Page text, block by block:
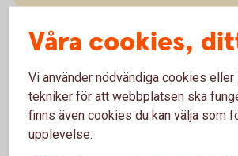
Pay Classic - pris och villkor
Vad betyder det att
Våra cookies,
Vi använder nödvändiga cookies eller
tekniker för att webbplatsen ska
finns även cookies du kan välja som
upplevelse: